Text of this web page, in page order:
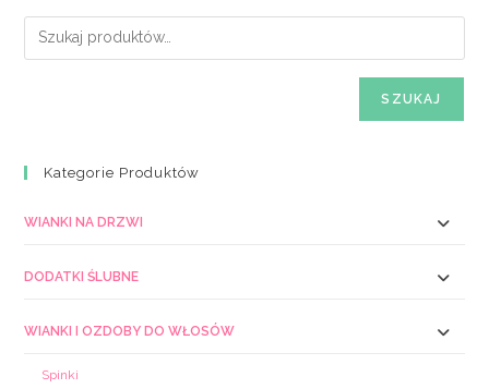
SZUKAJ
Kategorie Produktów
WIANKI NA DRZWI
DODATKI ŚLUBNE
WIANKI I OZDOBY DO WŁOSÓW
Spinki